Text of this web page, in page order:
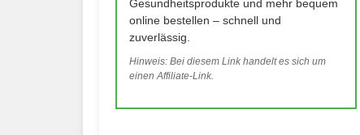
Gesundheitsprodukte und mehr bequem
online bestellen – schnell und
zuverlässig.
Hinweis: Bei diesem Link handelt es sich um
einen Affiliate-Link.